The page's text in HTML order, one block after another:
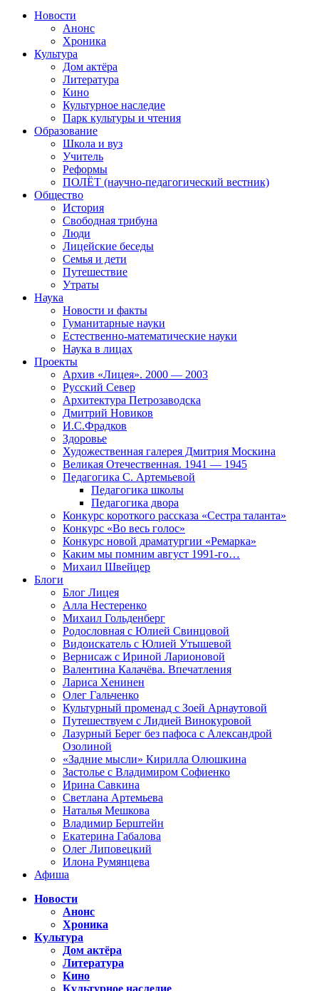
Новости
Анонс
Хроника
Культура
Дом актёра
Литература
Кино
Культурное наследие
Парк культуры и чтения
Образование
Школа и вуз
Учитель
Реформы
ПОЛЁТ (научно-педагогический вестник)
Общество
История
Свободная трибуна
Люди
Лицейские беседы
Семья и дети
Путешествие
Утраты
Наука
Новости и факты
Гуманитарные науки
Естественно-математические науки
Наука в лицах
Проекты
Архив «Лицея». 2000 — 2003
Русский Север
Архитектура Петрозаводска
Дмитрий Новиков
И.С.Фрадков
Здоровье
Художественная галерея Дмитрия Москина
Великая Отечественная. 1941 — 1945
Педагогика С. Артемьевой
Педагогика школы
Педагогика двора
Конкурс короткого рассказа «Сестра таланта»
Конкурс «Во весь голос»
Конкурс новой драматургии «Ремарка»
Каким мы помним август 1991-го…
Михаил Швейцер
Блоги
Блог Лицея
Алла Нестеренко
Михаил Гольденберг
Родословная с Юлией Свинцовой
Видоискатель с Юлией Утышевой
Вернисаж с Ириной Ларионовой
Валентина Калачёва. Впечатления
Лариса Хенинен
Олег Гальченко
Культурный променад с Зоей Арнаутовой
Путешествуем с Лидией Винокуровой
Лазурный Берег без пафоса с Александрой
Озолиной
«Задние мысли» Кирилла Олюшкина
Застолье с Владимиром Софиенко
Ирина Савкина
Светлана Артемьева
Наталья Мешкова
Владимир Берштейн
Екатерина Габалова
Олег Липовецкий
Илона Румянцева
Афиша
Новости
Анонс
Хроника
Культура
Дом актёра
Литература
Кино